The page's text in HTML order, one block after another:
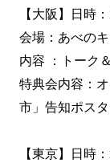
【大阪】日時
会場：あべの
内容 ：トーク
特典会内容：
市」告知ポス
【東京】日時